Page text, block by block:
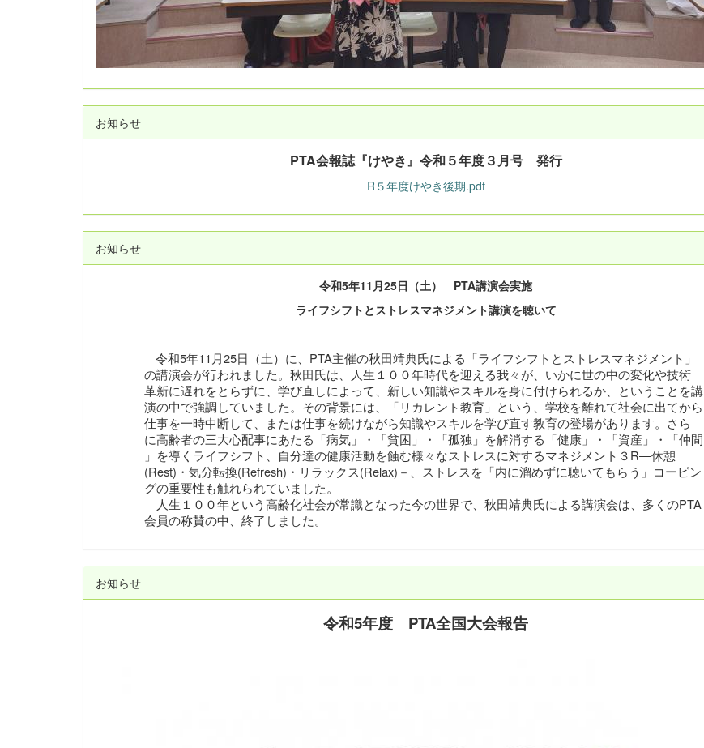
お知らせ
PTA会報誌『けやき』令和５年度３月号 発行
R５年度けやき後期.pdf
お知らせ
令和5年11月25日（土） PTA講演会実施
ライフシフトとストレスマネジメント講演を聴いて
令和5年11月25日（土）に、PTA主催の秋田靖典氏による「ライフシフトとストレスマネジメント」
の講演会が行われました。秋田氏は、人生１００年時代を迎える我々が、いかに世の中の変化や技術
革新に遅れをとらずに、学び直しによって、新しい知識やスキルを身に付けられるか、ということを講
演の中で強調していました。その背景には、「リカレント教育」という、学校を離れて社会に出てから
仕事を一時中断して、または仕事を続けながら知識やスキルを学び直す教育の登場があります。さら
に高齢者の三大心配事にあたる「病気」・「貧困」・「孤独」を解消する「健康」・「資産」・「仲間
」を導くライフシフト、自分達の健康活動を蝕む様々なストレスに対するマネジメント３R―休憩
(Rest)・気分転換(Refresh)・リラックス(Relax)－、ストレスを「内に溜めずに聴いてもらう」コーピン
グの重要性も触れられていました。
人生１００年という高齢化社会が常識となった今の世界で、秋田靖典氏による講演会は、多くのPTA
会員の称賛の中、終了しました。
お知らせ
令和5年度 PTA全国大会報告